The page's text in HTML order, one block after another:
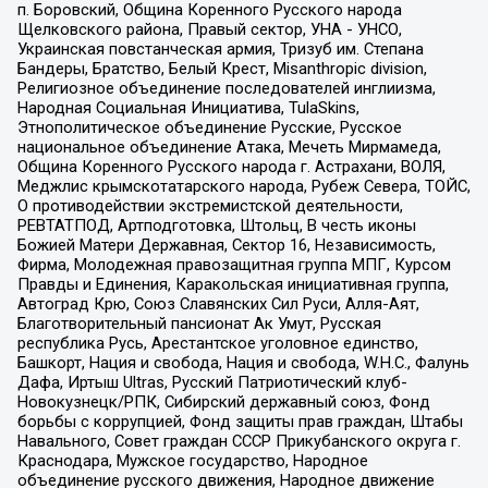
п. Боровский, Община Коренного Русского народа
Щелковского района, Правый сектор, УНА - УНСО,
Украинская повстанческая армия, Тризуб им. Степана
Бандеры, Братство, Белый Крест, Misanthropic division,
Религиозное объединение последователей инглиизма,
Народная Социальная Инициатива, TulaSkins,
Этнополитическое объединение Русские, Русское
национальное объединение Атака, Мечеть Мирмамеда,
Община Коренного Русского народа г. Астрахани, ВОЛЯ,
Меджлис крымскотатарского народа, Рубеж Севера, ТОЙС,
О противодействии экстремистской деятельности,
РЕВТАТПОД, Артподготовка, Штольц, В честь иконы
Божией Матери Державная, Сектор 16, Независимость,
Фирма, Молодежная правозащитная группа МПГ, Курсом
Правды и Единения, Каракольская инициативная группа,
Автоград Крю, Союз Славянских Сил Руси, Алля-Аят,
Благотворительный пансионат Ак Умут, Русская
республика Русь, Арестантское уголовное единство,
Башкорт, Нация и свобода, Нация и свобода, W.H.С., Фалунь
Дафа, Иртыш Ultras, Русский Патриотический клуб-
Новокузнецк/РПК, Сибирский державный союз, Фонд
борьбы с коррупцией, Фонд защиты прав граждан, Штабы
Навального, Совет граждан СССР Прикубанского округа г.
Краснодара, Мужское государство, Народное
объединение русского движения, Народное движение